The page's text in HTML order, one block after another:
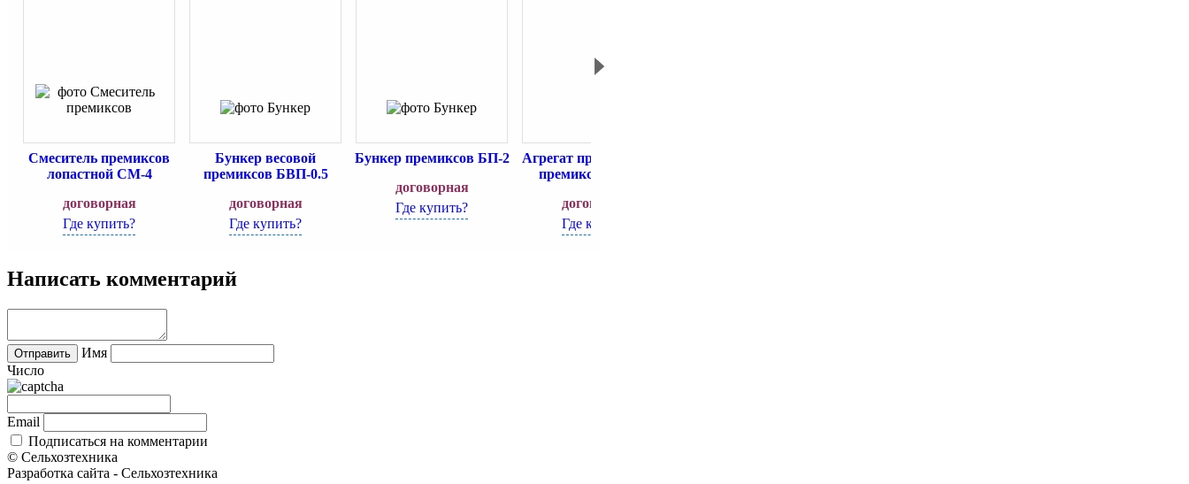
Смеситель премиксов
лопастной СМ-4
договорная
Где купить?
Бункер весовой
премиксов БВП-0.5
договорная
Где купить?
Бункер премиксов БП-2
договорная
Где купить?
Агрегат приготовления
премиксов АП-100
договорная
Где купить?
Написать комментарий
Имя
Число
Email
Подписаться на комментарии
© Сельхозтехника
Разработка сайта - Сельхозтехника